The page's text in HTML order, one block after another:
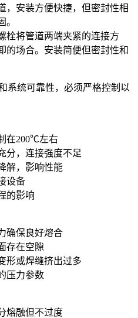
，安装方便快捷，但密封性相
。
栓将管道两端夹紧的连接方
的场合。安装简便但密封性和
系统可靠性，必须严格控制以
在200℃左右
分，连接强度不足
解，影响性能
设备
的影响
确保良好熔合
存在空隙
形或焊缝挤出过多
压力参数
熔融但不过度